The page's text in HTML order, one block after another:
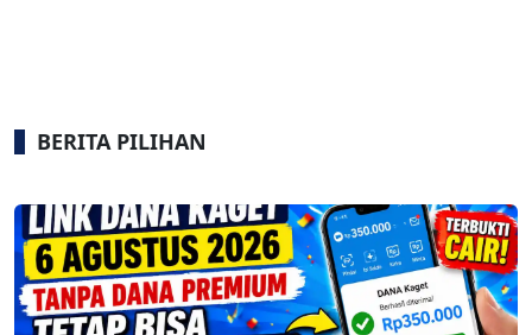
BERITA PILIHAN